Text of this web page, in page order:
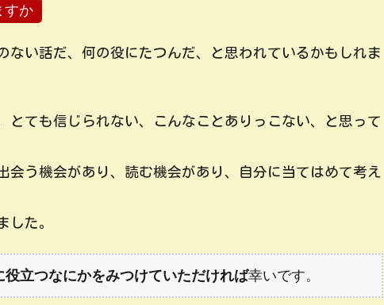
すか
ない話だ、何の役にたつんだ、と思われているかもしれま
とても信じられない、こんなことありっこない、と思って
会う機会があり、読む機会があり、自分に当てはめて考え
した。
役立つなにかをみつけていただければ幸いです。